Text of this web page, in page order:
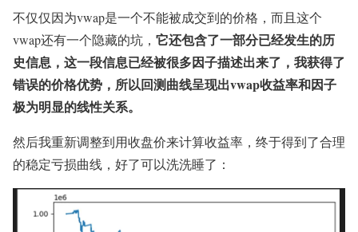
不仅仅因为vwap是一个不能被成交到的价格，而且这个
vwap还有一个隐藏的坑， 它还包含了一部分已经发生的历
史信息，这一段信息已经被很多因子描述出来了，我获得了
错误的价格优势，所以回测曲线呈现出vwap收益率和因子
极为明显的线性关系。
然后我重新调整到用收盘价来计算收益率，终于得到了合理
的稳定亏损曲线，好了可以洗洗睡了：